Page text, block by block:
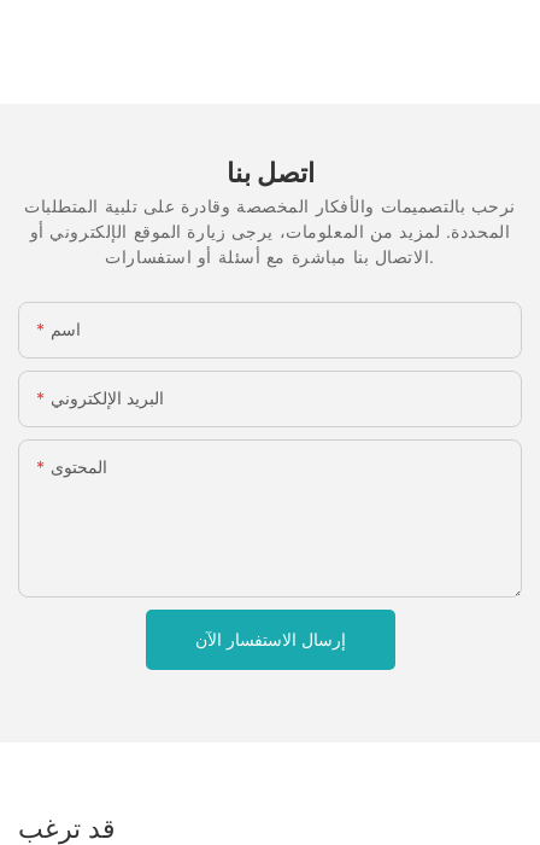
اتصل بنا
نرحب بالتصميمات والأفكار المخصصة وقادرة على تلبية المتطلبات
المحددة. لمزيد من المعلومات، يرجى زيارة الموقع الإلكتروني أو
الاتصال بنا مباشرة مع أسئلة أو استفسارات.
اسم
البريد الإلكتروني
المحتوى
إرسال الاستفسار الآن
قد ترغب